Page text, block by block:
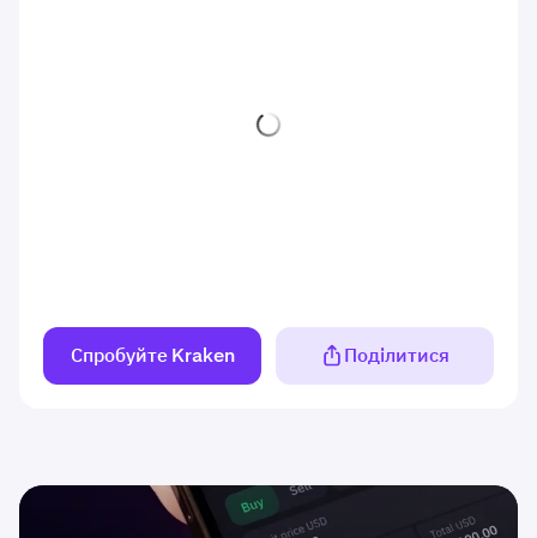
Спробуйте Kraken Поділитися